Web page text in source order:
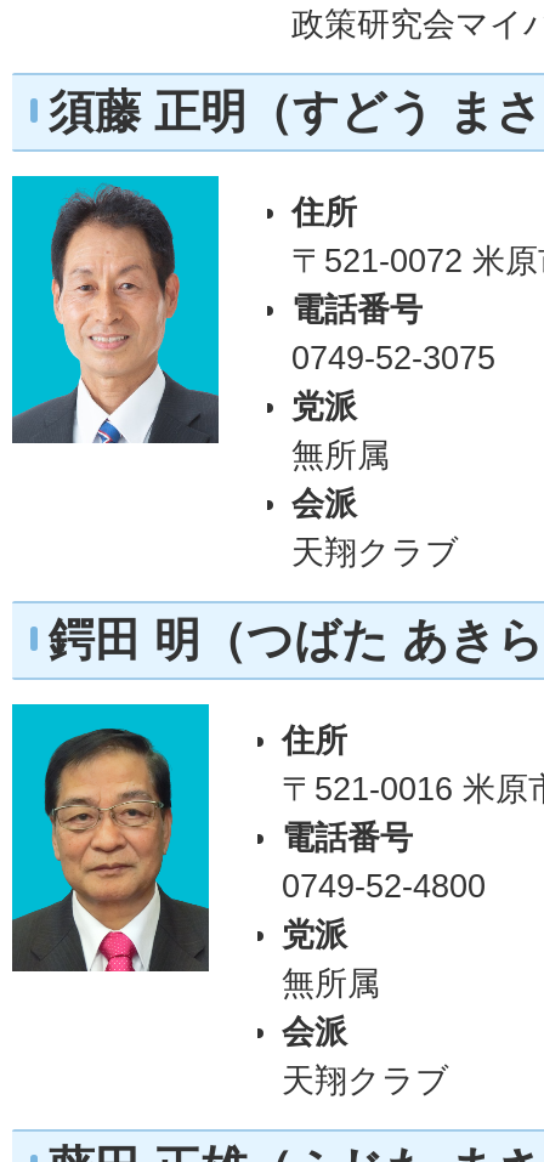
政策研究会マイ
須藤 正明（すどう ま
住所
〒521-0072 米
電話番号
0749-52-3075
党派
無所属
会派
天翔クラブ
鍔田 明（つばた あき
住所
〒521-0016 米原
電話番号
0749-52-4800
党派
無所属
会派
天翔クラブ